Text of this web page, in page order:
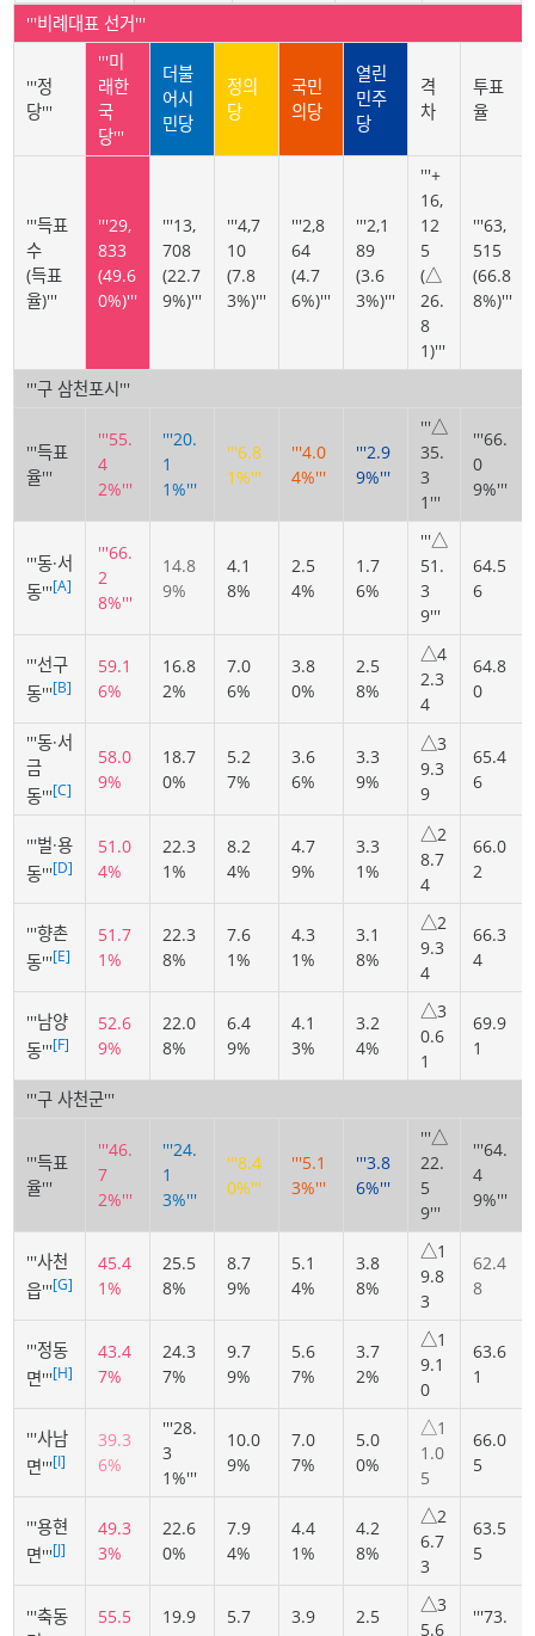
'''비례대표 선거'''
'''정
당'''
'''미
래한
국
당'''
더불
어시
민당
정의
당
국민
의당
열린
민주
당
격
차
투표
율
'''득표
수
(득표
율)'''
'''29,
833
(49.6
0%)'''
'''13,
708
(22.7
9%)'''
'''4,7
10
(7.8
3%)'''
'''2,8
64
(4.7
6%)'''
'''2,1
89
(3.6
3%)'''
'''+
16,
12
5
(△
26.
8
1)'''
'''63,
515
(66.8
8%)'''
'''구 삼천포시'''
'''득표
율'''
'''55.
4
2%'''
'''20.
1
1%'''
'''6.8
1%'''
'''4.0
4%'''
'''2.9
9%'''
'''△
35.
3
1'''
'''66.
0
9%'''
'''동·서
동'''[A]
'''66.
2
8%'''
14.8
9%
4.1
8%
2.5
4%
1.7
6%
'''△
51.
3
9'''
64.5
6
'''선구
동'''[B]
59.1
6%
16.8
2%
7.0
6%
3.8
0%
2.5
8%
△4
2.3
4
64.8
0
'''동·서
금
동'''[C]
58.0
9%
18.7
0%
5.2
7%
3.6
6%
3.3
9%
△3
9.3
9
65.4
6
'''벌·용
동'''[D]
51.0
4%
22.3
1%
8.2
4%
4.7
9%
3.3
1%
△2
8.7
4
66.0
2
'''향촌
동'''[E]
51.7
1%
22.3
8%
7.6
1%
4.3
1%
3.1
8%
△2
9.3
4
66.3
4
'''남양
동'''[F]
52.6
9%
22.0
8%
6.4
9%
4.1
3%
3.2
4%
△3
0.6
1
69.9
1
'''구 사천군'''
'''득표
율'''
'''46.
7
2%'''
'''24.
1
3%'''
'''8.4
0%'''
'''5.1
3%'''
'''3.8
6%'''
'''△
22.
5
9'''
'''64.
4
9%'''
'''사천
읍'''[G]
45.4
1%
25.5
8%
8.7
9%
5.1
4%
3.8
8%
△1
9.8
3
62.4
8
'''정동
면'''[H]
43.4
7%
24.3
7%
9.7
9%
5.6
7%
3.7
2%
△1
9.1
0
63.6
1
'''사남
면'''[I]
39.3
6%
'''28.
3
1%'''
10.0
9%
7.0
7%
5.0
0%
△1
1.0
5
66.0
5
'''용현
면'''[J]
49.3
3%
22.6
0%
7.9
4%
4.4
1%
4.2
8%
△2
6.7
3
63.5
5
'''축동
55.5
19.9
5.7
3.9
2.5
△3
5.6
'''73.